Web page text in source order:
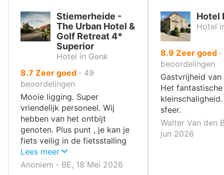
Stiemerheide -
The Urban Hotel &
Golf Retreat 4*
Superior
Hotel in Genk
8.7 uit
10
,
Zeer goed ‐ 49
beoordelingen
Mooie ligging. Super
vriendelijk personeel. Wij
hebben van het ontbijt
genoten. Plus punt , je kan je
fiets veilig in de fietsstalling
achterlaten.
Lees meer
Anoniem ‐ BE, 18 Mei 2026
Hotel
Hotel
8.9 uit
10
,
Zeer goed ‐
beoordelingen
Gastvrijheid
Het
sfeer.
Walter Van den
jun 2026